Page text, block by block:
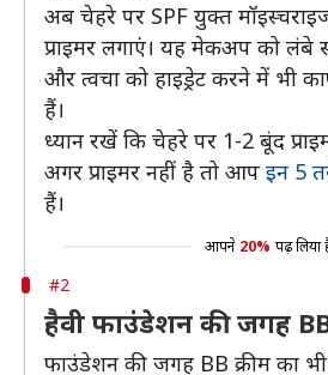
अब चेहरे पर SPF युक्त
प्राइमर लगाएं। यह मेकअप को
और त्वचा को हाइड्रेट करने में भी
हैं।
ध्यान रखें कि चेहरे पर 1-2 बूंद
अगर प्राइमर नहीं है तो आप इन 5
हैं।
आपने 20% पढ़ लिया
#2
हैवी फाउंडेशन की जगह
फाउंडेशन की जगह BB क्रीम का